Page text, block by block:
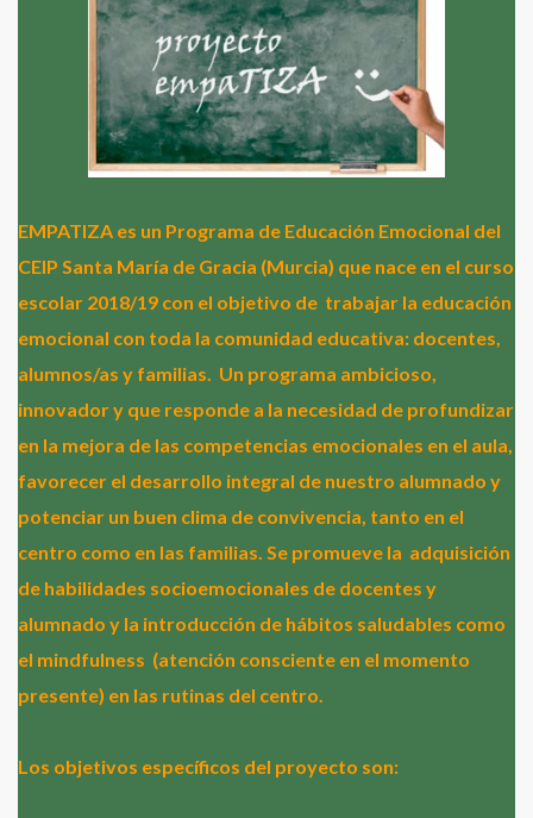
EMPATIZA es un Programa de Educación Emocional del
CEIP Santa María de Gracia (Murcia) que nace en el curso
escolar 2018/19 con el objetivo de trabajar la educación
emocional con toda la comunidad educativa: docentes,
alumnos/as y familias. Un programa ambicioso,
innovador y que responde a la necesidad de profundizar
en la mejora de las competencias emocionales en el aula,
favorecer el desarrollo integral de nuestro alumnado y
potenciar un buen clima de convivencia, tanto en el
centro como en las familias. Se promueve la adquisición
de habilidades socioemocionales de docentes y
alumnado y la introducción de hábitos saludables como
el mindfulness (atención consciente en el momento
presente) en las rutinas del centro.
Los objetivos específicos del proyecto son: